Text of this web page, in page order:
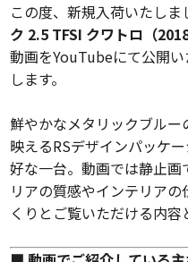
この度、新規入荷いたしま
ク 2.5 TFSI クワトロ（
動画をYouTubeにて公開
します。
鮮やかなメタリックブル
映えるRSデザインパッケ
好な一台。動画では静止
リアの質感やインテリア
くりとご覧いただける内容